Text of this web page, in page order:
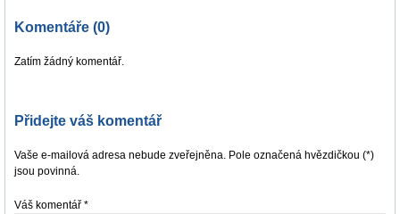
Komentáře (0)
Zatím žádný komentář.
Přidejte váš komentář
Vaše e-mailová adresa nebude zveřejněna. Pole označená hvězdičkou (*)
jsou povinná.
Váš komentář *